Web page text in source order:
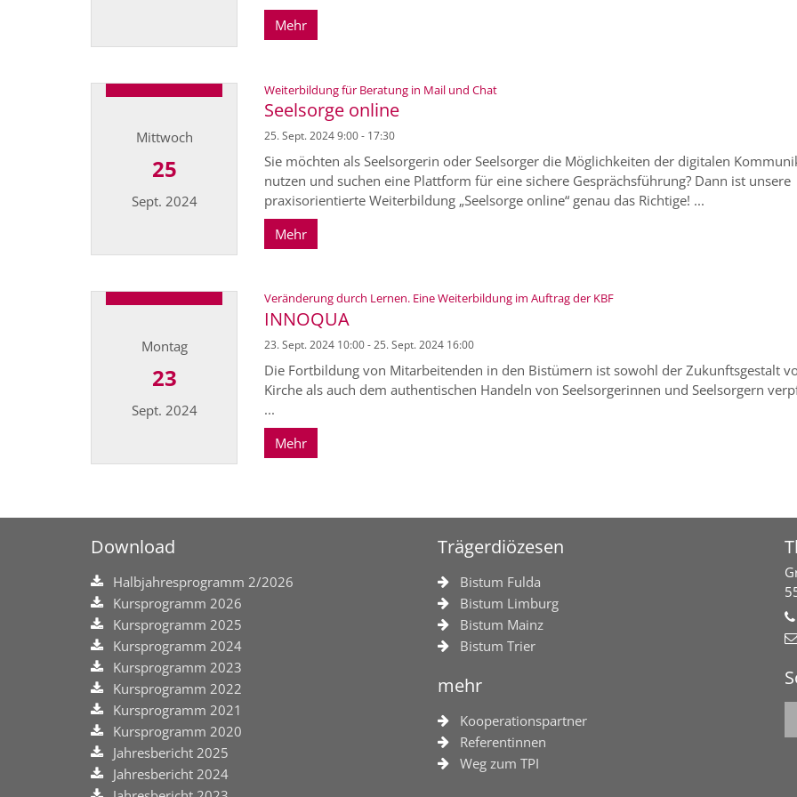
Mehr
Mittwoch
25
Sept. 2024
Weiterbildung für Beratung in Mail und Chat:
Seelsorge online
25. Sept. 2024 9:00 - 17:30
Sie möchten als Seelsorgerin oder Seelsorger die Möglichkeiten der digitalen
nutzen und suchen eine Plattform für eine sichere Gesprächsführung? Dann ist unsere
praxisorientierte Weiterbildung „Seelsorge online“ genau das Richtige! ...
Mehr
Montag
23
Sept. 2024
Veränderung durch Lernen. Eine Weiterbildung im Auftrag der KBF:
INNOQUA
23. Sept. 2024 10:00 - 25. Sept. 2024 16:00
Die Fortbildung von Mitarbeitenden in den Bistümern ist sowohl der Zukunftsgestalt
Kirche als auch dem authentischen Handeln von Seelsorgerinnen und Seelsorgern
...
Mehr
Download
Halbjahresprogramm 2/2026
Kursprogramm 2026
Kursprogramm 2025
Kursprogramm 2024
Kursprogramm 2023
Kursprogramm 2022
Kursprogramm 2021
Kursprogramm 2020
Jahresbericht 2025
Jahresbericht 2024
Trägerdiözesen
Bistum Fulda
Bistum Limburg
Bistum Mainz
Bistum Trier
mehr
Kooperationspartner
Referentinnen
Weg zum TPI